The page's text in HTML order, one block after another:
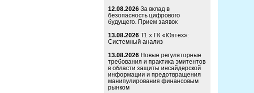
12.08.2026 За вклад в
безопасность цифрового
будущего. Прием заявок
13.08.2026 Т1 x ГК «Юзтех»:
Системный анализ
13.08.2026 Новые регуляторные
требования и практика эмитентов
в области защиты инсайдерской
информации и предотвращения
манипулирования финансовым
рынком